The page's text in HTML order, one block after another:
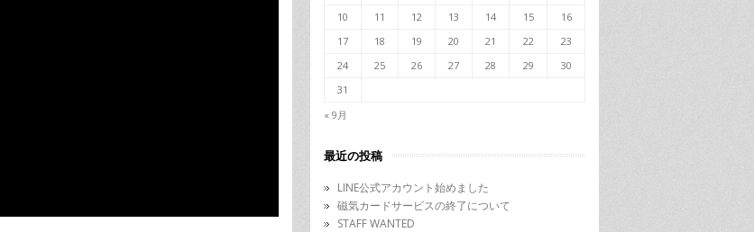
« 9月
10
11 12 13 14 15
16
17
18 19 20 21 22
23
24
25 26 27 28 29
30
31
最近の投稿
LINE公式アカウント始めました
磁気カードサービスの終了について
STAFF WANTED